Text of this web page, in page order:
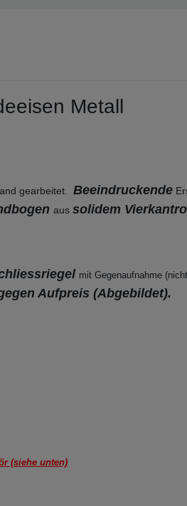
Metall
gearbeitet. Beeindruckende
aus solidem
mit Gegenaufnahme
Aufpreis (Abgebildet).
(siehe unten)